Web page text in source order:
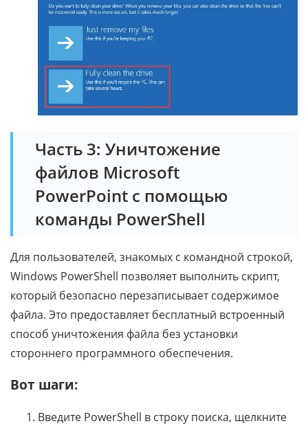
Часть 3: Уничтожение
файлов Microsoft
PowerPoint с помощью
команды PowerShell
Для пользователей, знакомых с командной строкой,
Windows PowerShell позволяет выполнить скрипт,
который безопасно перезаписывает содержимое
файла. Это предоставляет бесплатный встроенный
способ уничтожения файла без установки
стороннего программного обеспечения.
Вот шаги:
Введите PowerShell в строку поиска, щелкните